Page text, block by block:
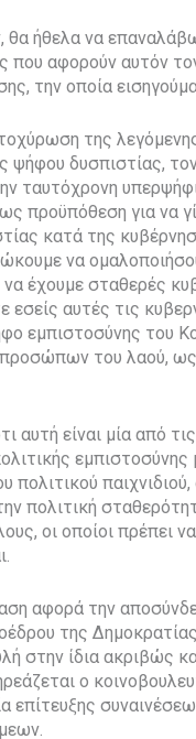
θα ήθελα να
που αφορούν αυτόν
την οποία
της
ψήφου δυσπιστίας,
ταυτόχρονη
προϋπόθεση για να
κατά της
να
έχουμε σταθερές
εσείς αυτές τις
εμπιστοσύνης του
του λαού, ως
αυτή είναι μία από
εμπιστοσύνης
πολιτικού
πολιτική
οι οποίοι πρέπει να
αφορά την
της
στην ίδια ακριβώς
ο
επίτευξης